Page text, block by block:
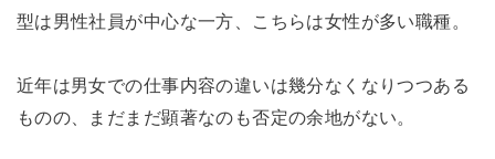
型は男性社員が中心な一方、こちらは女性が多い職種。
近年は男女での仕事内容の違いは幾分なくなりつつある
ものの、まだまだ顕著なのも否定の余地がない。